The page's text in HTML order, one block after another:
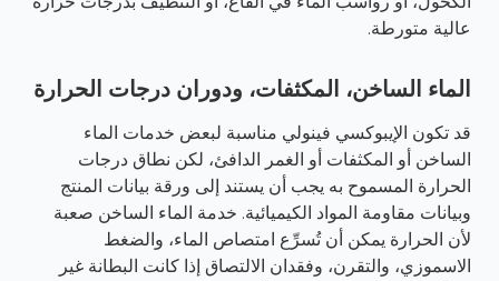
عالية متورطة.
الماء الساخن، المكثفات، ودوران درجات الحرارة
قد تكون الإيبوكسي فينولي مناسبة لبعض خدمات الماء
الساخن أو المكثفات أو الغمر الدافئ، لكن نطاق درجات
الحرارة المسموح به يجب أن يستند إلى ورقة بيانات المنتج
وبيانات مقاومة المواد الكيميائية. خدمة الماء الساخن صعبة
لأن الحرارة يمكن أن تُسرِّع امتصاص الماء، والضغط
الاسموزي، والتقرن، وفقدان الالتصاق إذا كانت البطانة غير